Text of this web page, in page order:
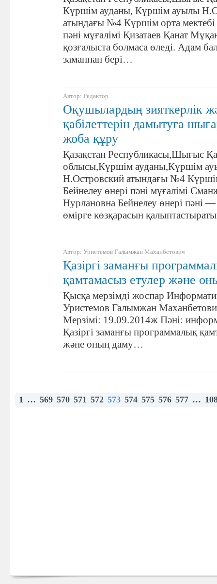
Күршім ауданы, Күршім ауылы
атындағы №4 Күршім орта мектебі
пәні мұғалімі Қизатаев Қанат
қозғалыста болмаса өледі. Адам
заманнан бері…
Автор: Редактор
Оқушылардың зияткерлік
қабілеттерін дамытуға
жоба құру
Қазақстан Республикасы,Шығыс
облысы,Күршім ауданы,Күршім
Н.Островский атындағы №4
Бейнелеу өнері пәні мұғалімі
Нурлановна Бейнелеу өнері пәні
өмірге көзқарасын
Автор: Уристемов Галымжан Маханбетович
Қазіргі заманғы
қамтамасыз етулер және
Қысқа мерзімді жоспар
Уристемов Галымжан
Мерзімі: 19.09.2014ж Пәні:
Қазіргі заманғы программалық
және оның даму…
1 … 569 570 571 572 573 574 575 576 577 …